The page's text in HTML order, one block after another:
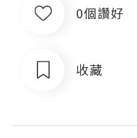
0個讚好
收藏